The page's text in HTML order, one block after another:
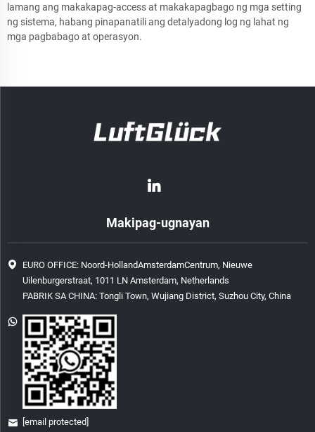
lamang ang makakapag-access at makakapagbago ng mga setting
ng sistema, habang pinapanatili ang detalyadong log ng lahat ng
mga pagbabago at operasyon.
Makipag-ugnayan
EURO OFFICE: Noord-HollandAmsterdamCentrum, Nieuwe
Uilenburgerstraat, 1011 LN Amsterdam, Netherlands
PABRIK SA CHINA: Tongli Town, Wujiang District, Suzhou City, China
[email protected]